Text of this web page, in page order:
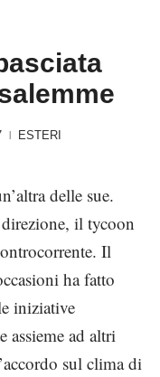
ESTERI
delle sue.
il tycoon
Il
ha fatto
iniziative
assieme ad altri
sul clima di